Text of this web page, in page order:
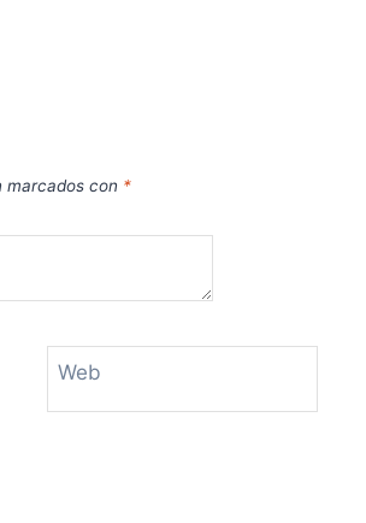
marcados con *
Web